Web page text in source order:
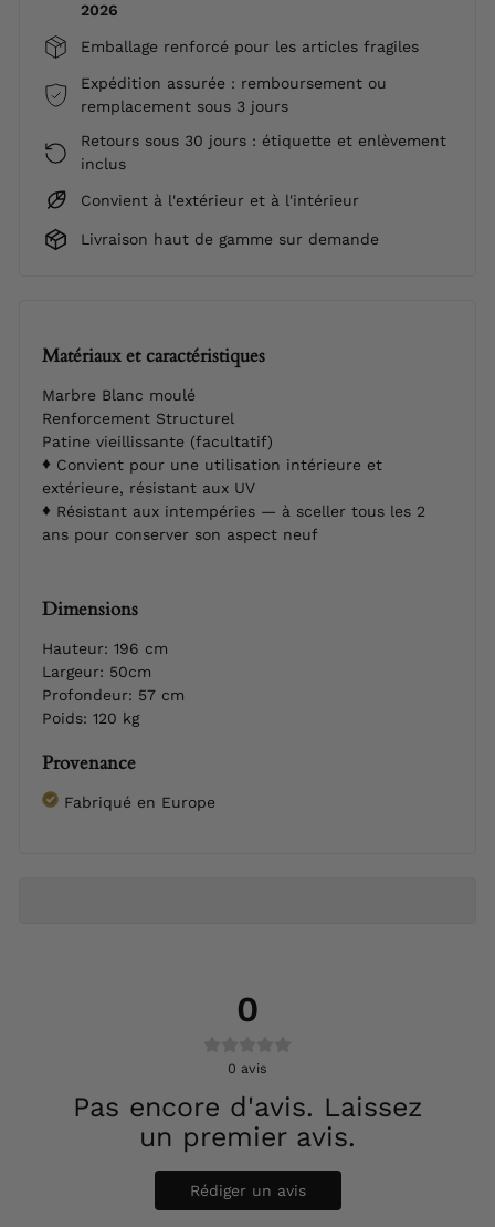
2026
Emballage renforcé pour les articles fragiles
Expédition assurée : remboursement ou
remplacement sous 3 jours
Retours sous 30 jours : étiquette et enlèvement
inclus
Convient à l'extérieur et à l'intérieur
Livraison haut de gamme sur demande
Matériaux et caractéristiques
Marbre Blanc moulé
Renforcement Structurel
Patine vieillissante (facultatif)
Convient pour une utilisation intérieure et
extérieure, résistant aux UV
Résistant aux intempéries — à sceller tous les 2
ans pour conserver son aspect neuf
Dimensions
Hauteur: 196 cm
Largeur: 50cm
Profondeur: 57 cm
Poids: 120 kg
Provenance
Fabriqué en Europe
0
0 avis
Pas encore d'avis. Laissez
un premier avis.
Rédiger un avis